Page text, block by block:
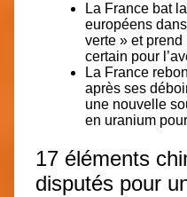
La France bat
européens
verte » et
certain pour
La France
après ses
une nouvelle
en uranium
17 éléments
disputés pour